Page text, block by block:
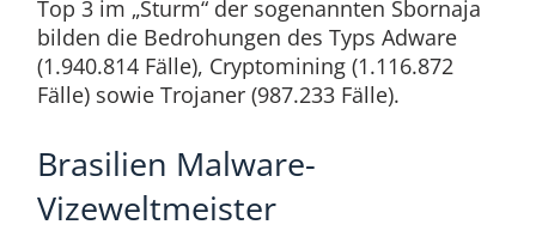
Top 3 im „Sturm“ der sogenannten Sbornaja
bilden die Bedrohungen des Typs Adware
(1.940.814 Fälle), Cryptomining (1.116.872
Fälle) sowie Trojaner (987.233 Fälle).
Brasilien Malware-
Vizeweltmeister